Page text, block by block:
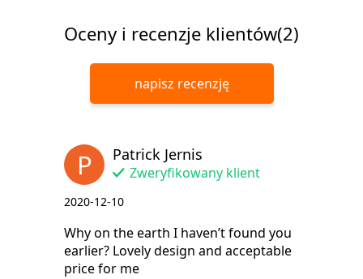
Oceny i recenzje klientów(2)
napisz recenzję
P Patrick Jernis
Zweryfikowany klient
2020-12-10
Why on the earth I haven’t found you
earlier? Lovely design and acceptable
price for me